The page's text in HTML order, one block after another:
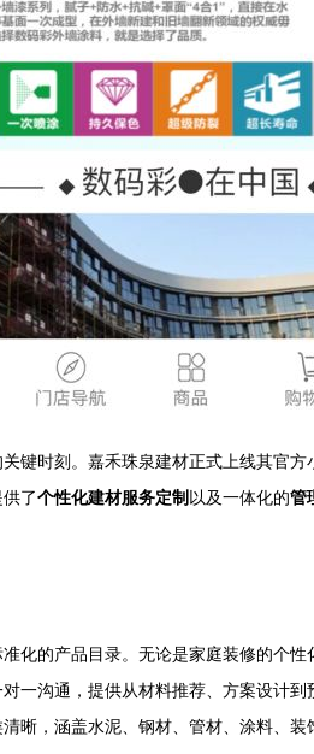
键时刻。嘉禾珠泉建材正式上线其官
了个性化建材服务定制 以及一体化的管
化的产品目录。无论是家庭装修的个
沟通，提供从材料推荐、方案设计到
晰，涵盖水泥、钢材、管材、涂料、